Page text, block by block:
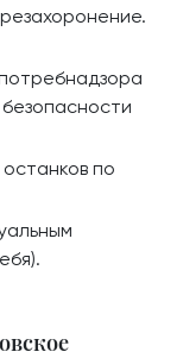
по